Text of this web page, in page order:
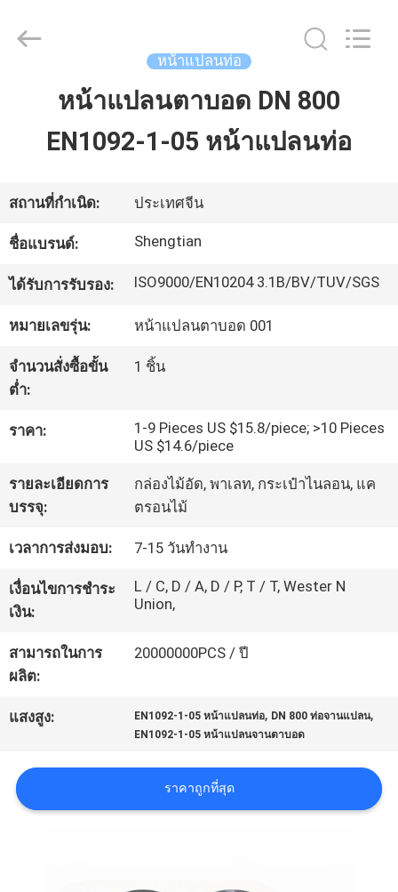
วิดีโอ
VR
เกี่ยว
กับ
เรา
ทัวร์
โรงงาน
ควบคุม
ติดต่อ
เรา
หน้าแปลนท่อ
หน้าแปลนตาบอด DN 800
EN1092-1-05 หน้าแปลนท่อ
สถานที่กำเนิด: ประเทศจีน
ชื่อแบรนด์: Shengtian
ได้รับการรับรอง: ISO9000/EN10204 3.1B/BV/TUV/SGS
หมายเลขรุ่น: หน้าแปลนตาบอด 001
จำนวนสั่งซื้อขั้น
ต่ำ:
1 ชิ้น
ราคา:
1-9 Pieces US $15.8/piece; >10 Pieces
US $14.6/piece
รายละเอียดการ
บรรจุ:
กล่องไม้อัด, พาเลท, กระเป๋าไนลอน, แค
ตรอนไม้
เวลาการส่งมอบ: 7-15 วันทำงาน
เงื่อนไขการชำระ
เงิน:
L / C, D / A, D / P, T / T, Wester N
Union,
สามารถในการ
ผลิต:
20000000PCS / ปี
แสงสูง: EN1092-1-05 หน้าแปลนท่อ, DN 800 ท่อจานแปลน,
EN1092-1-05 หน้าแปลนจานตาบอด
ราคาถูกที่สุด